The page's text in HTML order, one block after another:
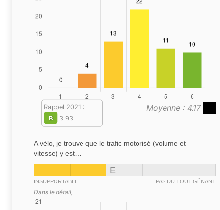
Moyenne : 4.17
Rappel 2021 :
B
3.93
A vélo, je trouve que le trafic motorisé (volume et
vitesse) y est…
E
INSUPPORTABLE PAS DU TOUT GÊNANT
Dans le détail,